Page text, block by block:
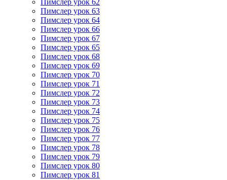
Пимслер урок 62
Пимслер урок 63
Пимслер урок 64
Пимслер урок 66
Пимслер урок 67
Пимслер урок 65
Пимслер урок 68
Пимслер урок 69
Пимслер урок 70
Пимслер урок 71
Пимслер урок 72
Пимслер урок 73
Пимслер урок 74
Пимслер урок 75
Пимслер урок 76
Пимслер урок 77
Пимслер урок 78
Пимслер урок 79
Пимслер урок 80
Пимслер урок 81